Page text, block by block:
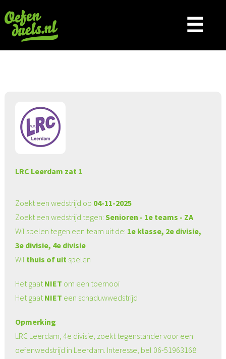
☰
Aangeboden wedstrijd
LRC Leerdam zat 1
Zoekt een wedstrijd op 04-11-2025
Zoekt een wedstrijd tegen:Senioren - 1e teams - ZA
Wil spelen tegen een team uit de: 1e klasse, 2e divisie,
3e divisie, 4e divisie
Wil thuis of uit spelen
Het gaatNIET om een toernooi
Het gaatNIET een schaduwwedstrijd
Opmerking
LRC Leerdam, 4e divisie, zoekt tegenstander voor een
oefenwedstrijd in Leerdam. Interesse, bel 06-51963168